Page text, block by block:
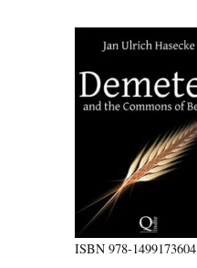
ISBN978-1499173604